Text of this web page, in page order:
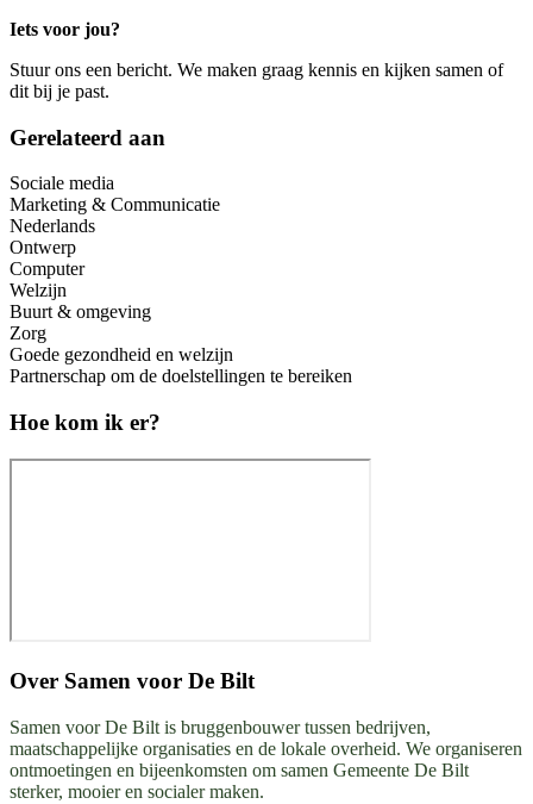
Iets voor jou?
Stuur ons een bericht. We maken graag kennis en kijken samen of
dit bij je past.
Gerelateerd aan
Sociale media
Marketing & Communicatie
Nederlands
Ontwerp
Computer
Welzijn
Buurt & omgeving
Zorg
Goede gezondheid en welzijn
Partnerschap om de doelstellingen te bereiken
Hoe kom ik er?
Over Samen voor De Bilt
Samen voor De Bilt is bruggenbouwer tussen bedrijven,
maatschappelijke organisaties en de lokale overheid. We organiseren
ontmoetingen en bijeenkomsten om samen Gemeente De Bilt
sterker, mooier en socialer maken.